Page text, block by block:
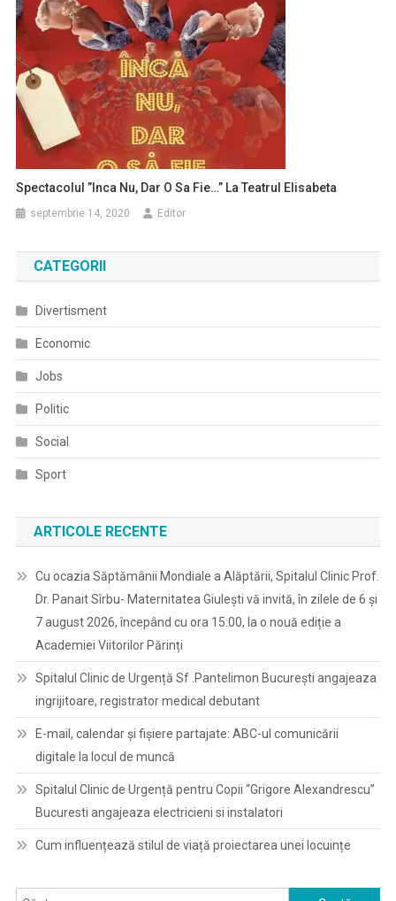
Spectacolul ”Inca Nu, Dar O Sa Fie…” La Teatrul Elisabeta
septembrie 14, 2020 Editor
CATEGORII
Divertisment
Economic
Jobs
Politic
Social
Sport
ARTICOLE RECENTE
Cu ocazia Săptămânii Mondiale a Alăptării, Spitalul Clinic Prof.
Dr. Panait Sîrbu- Maternitatea Giulești vă invită, în zilele de 6 și
7 august 2026, începând cu ora 15:00, la o nouă ediție a
Academiei Viitorilor Părinți
Spitalul Clinic de Urgență Sf .Pantelimon București angajeaza
ingrijitoare, registrator medical debutant
E-mail, calendar şi fişiere partajate: ABC-ul comunicării
digitale la locul de muncă
Spitalul Clinic de Urgență pentru Copii “Grigore Alexandrescu”
Bucuresti angajeaza electricieni si instalatori
Cum influențează stilul de viață proiectarea unei locuințe
Caută